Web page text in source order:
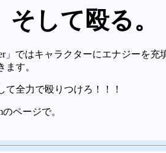
そして殴る。
」ではキャラクターにエナジーを
ます。
て全力で殴りつけろ！！！
ページで。